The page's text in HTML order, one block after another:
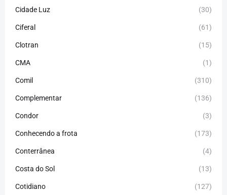
Cidade Luz (30)
Ciferal (61)
Clotran (15)
CMA (1)
Comil (310)
Complementar (136)
Condor (3)
Conhecendo a frota (173)
Conterrânea (4)
Costa do Sol (13)
Cotidiano (127)